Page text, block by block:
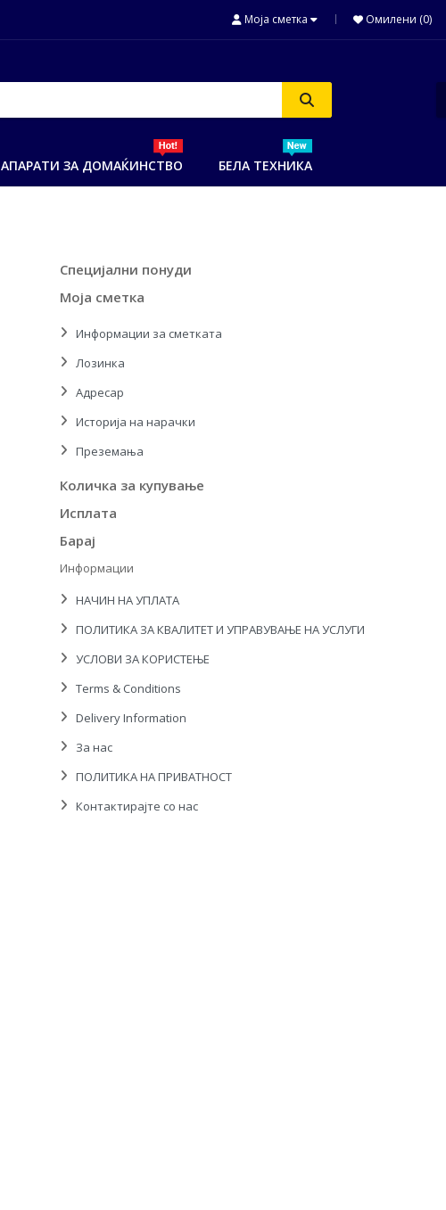
Моја сметка Омилени (0)
АПАРАТИ ЗА ДОМАЌИНСТВО БЕЛА ТЕХНИКА
Специјални понуди
Моја сметка
Информации за сметката
Лозинка
Адресар
Историја на нарачки
Преземања
Количка за купување
Исплата
Барај
Информации
НАЧИН НА УПЛАТА
ПОЛИТИКА ЗА КВАЛИТЕТ И УПРАВУВАЊЕ НА УСЛУГИ
УСЛОВИ ЗА КОРИСТЕЊЕ
Terms & Conditions
Delivery Information
За нас
ПОЛИТИКА НА ПРИВАТНОСТ
Контактирајте со нас